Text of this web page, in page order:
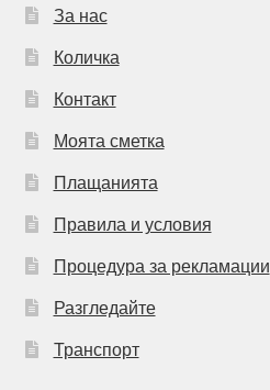
За нас
Количка
Контакт
Моята сметка
Плащанията
Правила и условия
Процедура за рекламации
Разгледайте
Транспорт